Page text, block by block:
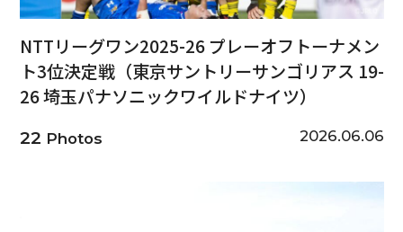
NTTリーグワン2025-26 プレーオフトーナメン
ト3位決定戦（東京サントリーサンゴリアス 19-
26 埼玉パナソニックワイルドナイツ）
22 Photos 2026.06.06